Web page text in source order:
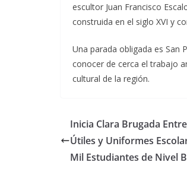
escultor Juan Francisco
construida en el siglo XVI y
Una parada obligada es San
conocer de cerca el trabajo
cultural de la región.
Inicia Clara Brugada
Útiles y Uniformes
Mil Estudiantes de Nivel